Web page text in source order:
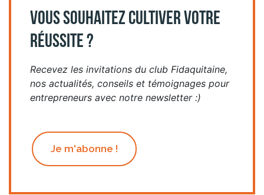
VOUS SOUHAITEZ CULTIVER VOTRE
RÉUSSITE ?
Recevez les invitations du club Fidaquitaine,
nos actualités, conseils et témoignages pour
entrepreneurs avec notre newsletter :)
Je m'abonne !